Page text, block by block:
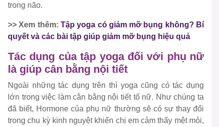
trong não.
>> Xem thêm: Tập yoga có giảm mỡ bụng không? Bí
quyết và các bài tập giúp giảm mỡ bụng hiệu quả
Tác dụng của tập yoga đối với phụ nữ
là giúp cân bằng nội tiết
Ngoài những tác dụng trên thì yoga cũng có tác dụng
lớn trong việc làm cân bằng nội tiết tố nữ. Như chúng ta
đã biết, Hormone của phụ nữ thường sẽ có sự thay đổi
trong chu kỳ kinh nguyệt khiến chị em cảm thấy mệt mỏi,